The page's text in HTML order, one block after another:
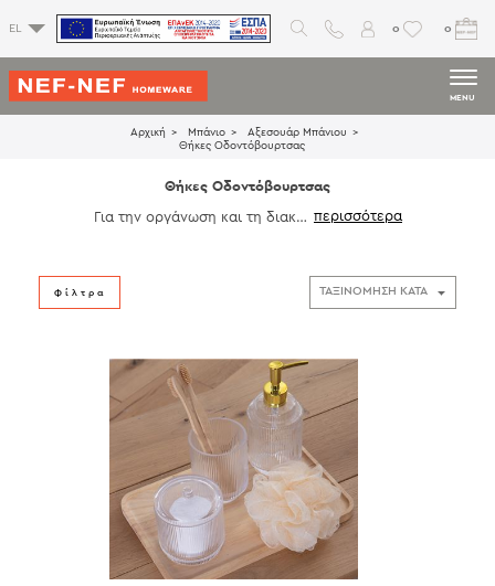
EL 0 0
MENU
Αρχική Μπάνιο
Αξεσουάρ Μπάνιου
Θήκες Οδοντόβουρτσας
Θήκες Οδοντόβουρτσας
Για την οργάνωση και τη διακόσ
Φίλτρα